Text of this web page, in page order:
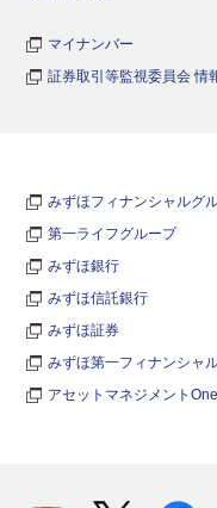
マイナンバー
証券取引等監視委員会 情
みずほフィナンシャルグ
第一ライフグループ
みずほ銀行
みずほ信託銀行
みずほ証券
みずほ第一フィナンシャ
アセットマネジメント